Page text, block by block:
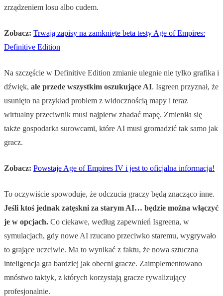
zrządzeniem losu albo cudem.
Zobacz: Trwają zapisy na zamknięte beta testy Age of Empires:
Definitive Edition
Na szczęście w Definitive Edition zmianie ulegnie nie tylko grafika i
dźwięk, ale przede wszystkim oszukujące AI. Isgreen przyznał, że
usunięto na przykład problem z widocznością mapy i teraz
wirtualny przeciwnik musi najpierw zbadać mapę. Zmieniła się
także gospodarka surowcami, które AI musi gromadzić tak samo jak
gracz.
Zobacz: Powstaje Age of Empires IV i jest to oficjalna informacja!
To oczywiście spowoduje, że odczucia graczy będą znacząco inne.
Jeśli ktoś jednak zatęskni za starym AI… będzie można włączyć
je w opcjach. Co ciekawe, według zapewnień Isgreena, w
symulacjach, gdy nowe AI rzucano przeciwko staremu, wygrywało
to grające uczciwie. Ma to wynikać z faktu, że nowa sztuczna
inteligencja gra bardziej jak obecni gracze. Zaimplementowano
mnóstwo taktyk, z których korzystają gracze rywalizujący
profesjonalnie.